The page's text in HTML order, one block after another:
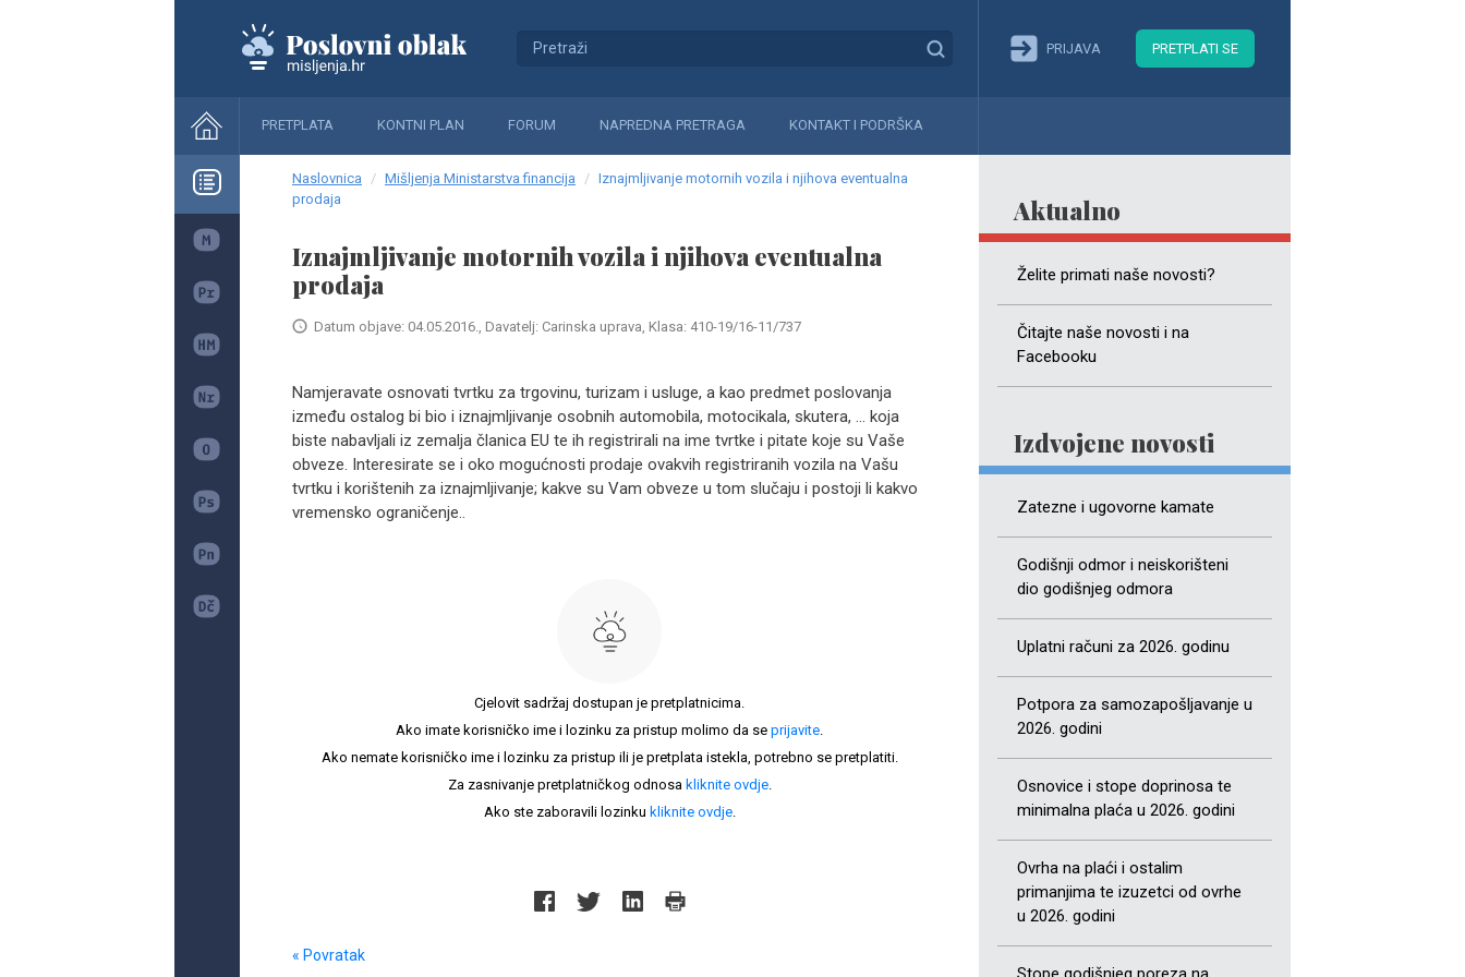
PRIJAVA PRETPLATI SE
PRETPLATA KONTNI PLAN FORUM NAPREDNA PRETRAGA KONTAKT I PODRŠKA
Aktualno
Želite primati naše novosti?
Čitajte naše novosti i na
Facebooku
Izdvojene novosti
Zatezne i ugovorne kamate
Godišnji odmor i neiskorišteni
dio godišnjeg odmora
Uplatni računi za 2026. godinu
Potpora za samozapošljavanje u
2026. godini
Osnovice i stope doprinosa te
minimalna plaća u 2026. godini
Ovrha na plaći i ostalim
primanjima te izuzetci od ovrhe
u 2026. godini
Naslovnica Mišljenja Ministarstva financija
Iznajmljivanje motornih vozila i njihova eventualna
prodaja
Iznajmljivanje motornih vozila i njihova eventualna
prodaja
Datum objave: 04.05.2016., Davatelj: Carinska uprava, Klasa: 410-19/16-11/737
Namjeravate osnovati tvrtku za trgovinu, turizam i usluge, a kao predmet poslovanja
između ostalog bi bio i iznajmljivanje osobnih automobila, motocikala, skutera, … koja
biste nabavljali iz zemalja članica EU te ih registrirali na ime tvrtke i pitate koje su Vaše
obveze. Interesirate se i oko mogućnosti prodaje ovakvih registriranih vozila na Vašu
tvrtku i korištenih za iznajmljivanje; kakve su Vam obveze u tom slučaju i postoji li kakvo
vremensko ograničenje..
Cjelovit sadržaj dostupan je pretplatnicima.
Ako imate korisničko ime i lozinku za pristup molimo da se prijavite.
Ako nemate korisničko ime i lozinku za pristup ili je pretplata istekla, potrebno se pretplatiti.
Za zasnivanje pretplatničkog odnosa kliknite ovdje.
Ako ste zaboravili lozinku kliknite ovdje.
« Povratak